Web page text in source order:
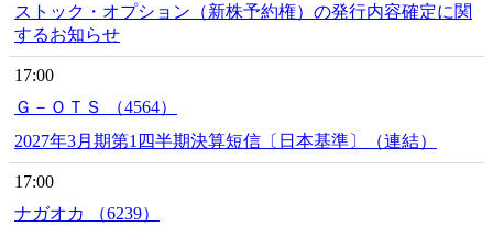
ストック・オプション（新株予約権）の発行内容確定に関
するお知らせ
17:00
Ｇ－ＯＴＳ （4564）
2027年3月期第1四半期決算短信〔日本基準〕（連結）
17:00
ナガオカ （6239）